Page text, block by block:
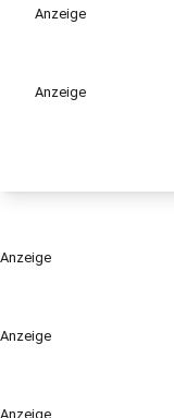
Anzeige
Anzeige
Anzeige
Anzeige
Anzeige